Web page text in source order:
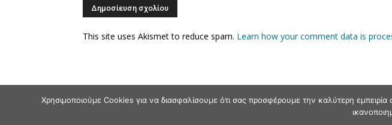
This site uses Akismet to reduce spam. Learn how your comment data is
Χρησιμοποιούμε Cookies για να διασφαλίσουμε ότι σας προσφέρουμε την καλύτερη